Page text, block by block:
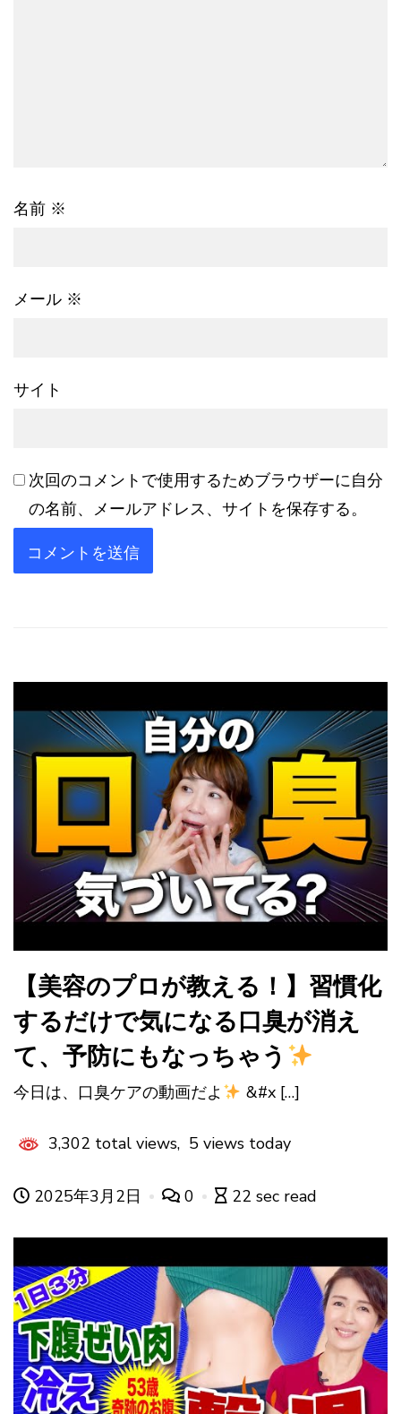
名前 ※
メール ※
サイト
次回のコメントで使用するためブラウザーに自分
の名前、メールアドレス、サイトを保存する。
【美容のプロが教える！】習慣化
するだけで気になる口臭が消え
て、予防にもなっちゃう
今日は、口臭ケアの動画だよ &#x […]
3,302 total views, 5 views today
2025年3月2日 0 22 sec read